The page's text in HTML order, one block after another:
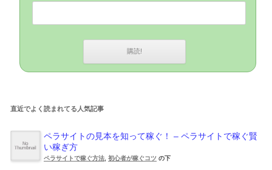
直近でよく読まれてる人気記事
ペラサイトの見本を知って稼ぐ！ – ペラサイトで稼ぐ賢
い稼ぎ方
ペラサイトで稼ぐ方法 初心者が稼ぐコツ の下